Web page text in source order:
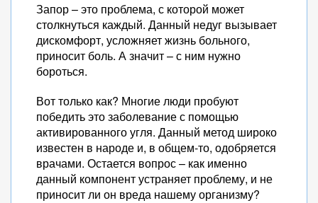
Запор – это проблема, с которой может
столкнуться каждый. Данный недуг вызывает
дискомфорт, усложняет жизнь больного,
приносит боль. А значит – с ним нужно
бороться.
Вот только как? Многие люди пробуют
победить это заболевание с помощью
активированного угля. Данный метод широко
известен в народе и, в общем-то, одобряется
врачами. Остается вопрос – как именно
данный компонент устраняет проблему, и не
приносит ли он вреда нашему организму?